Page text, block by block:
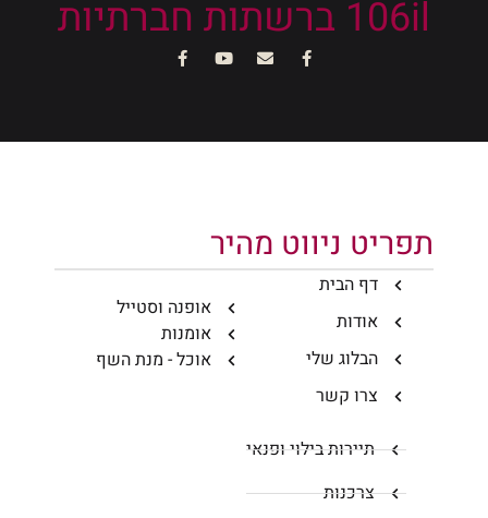
106il ברשתות חברתיות
תפריט ניווט מהיר
דף הבית
אודות
הבלוג שלי
צרו קשר
אופנה וסטייל
אומנות
אוכל - מנת השף
תיירות בילוי ופנאי
צרכנות